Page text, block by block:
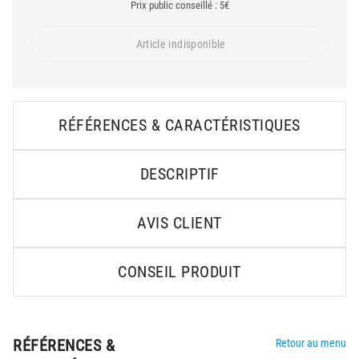
Prix public conseillé : 5€
Article indisponible
RÉFÉRENCES & CARACTÉRISTIQUES
DESCRIPTIF
AVIS CLIENT
CONSEIL PRODUIT
RÉFÉRENCES &
Retour au menu